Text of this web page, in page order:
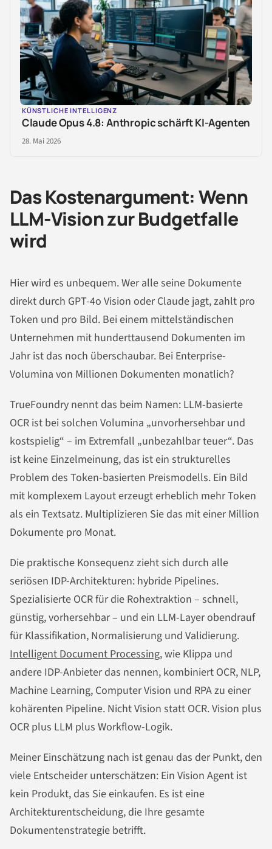
KÜNSTLICHE INTELLIGENZ
Claude Opus 4.8: Anthropic schärft KI-Agenten
28. Mai 2026
Das Kostenargument: Wenn
LLM-Vision zur Budgetfalle
wird
Hier wird es unbequem. Wer alle seine Dokumente
direkt durch GPT-4o Vision oder Claude jagt, zahlt pro
Token und pro Bild. Bei einem mittelständischen
Unternehmen mit hunderttausend Dokumenten im
Jahr ist das noch überschaubar. Bei Enterprise-
Volumina von Millionen Dokumenten monatlich?
TrueFoundry nennt das beim Namen: LLM-basierte
OCR ist bei solchen Volumina „unvorhersehbar und
kostspielig“ – im Extremfall „unbezahlbar teuer“. Das
ist keine Einzelmeinung, das ist ein strukturelles
Problem des Token-basierten Preismodells. Ein Bild
mit komplexem Layout erzeugt erheblich mehr Token
als ein Textsatz. Multiplizieren Sie das mit einer Million
Dokumente pro Monat.
Die praktische Konsequenz zieht sich durch alle
seriösen IDP-Architekturen: hybride Pipelines.
Spezialisierte OCR für die Rohextraktion – schnell,
günstig, vorhersehbar – und ein LLM-Layer obendrauf
für Klassifikation, Normalisierung und Validierung.
Intelligent Document Processing, wie Klippa und
andere IDP-Anbieter das nennen, kombiniert OCR, NLP,
Machine Learning, Computer Vision und RPA zu einer
kohärenten Pipeline. Nicht Vision statt OCR. Vision plus
OCR plus LLM plus Workflow-Logik.
Meiner Einschätzung nach ist genau das der Punkt, den
viele Entscheider unterschätzen: Ein Vision Agent ist
kein Produkt, das Sie einkaufen. Es ist eine
Architekturentscheidung, die Ihre gesamte
Dokumentenstrategie betrifft.